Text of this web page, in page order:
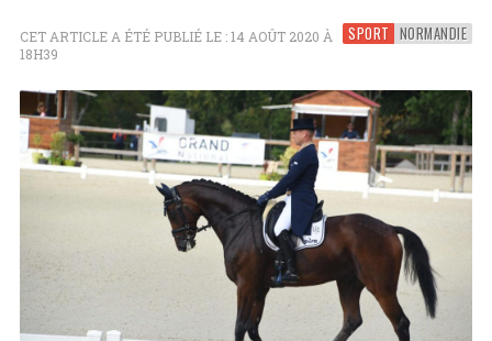
SPORT NORMANDIE
CET ARTICLE A ÉTÉ PUBLIÉ LE : 14 AOÛT 2020 À
18H39